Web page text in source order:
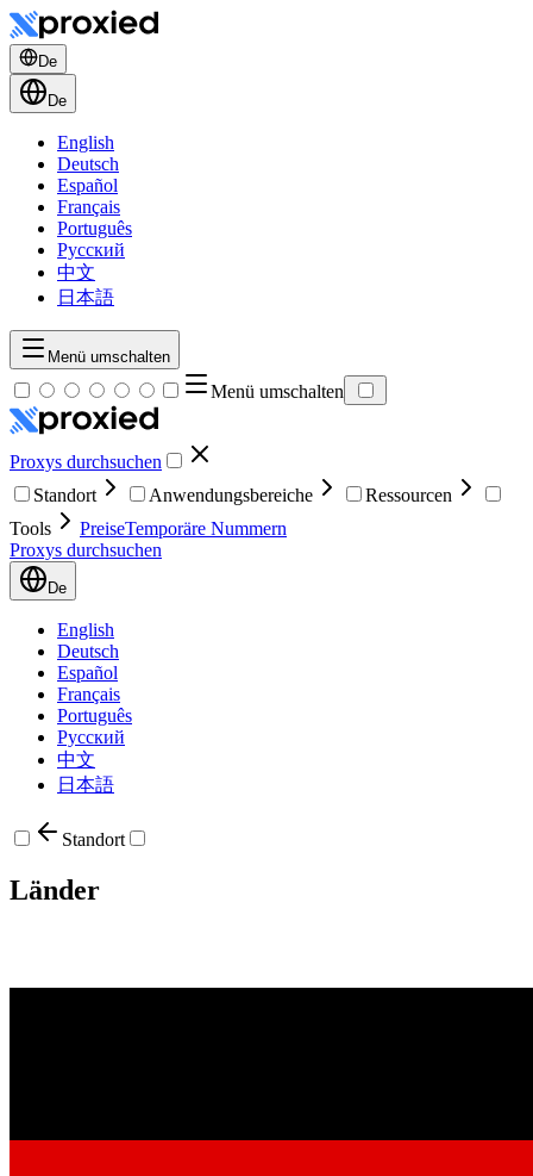
De
De
English
Deutsch
Español
Français
Português
Русский
中文
日本語
Menü umschalten
Menü umschalten
Proxys durchsuchen
Standort
Anwendungsbereiche
Ressourcen
Tools
PreiseTemporäre Nummern
Proxys durchsuchen
De
English
Deutsch
Español
Français
Português
Русский
中文
日本語
Standort
Länder